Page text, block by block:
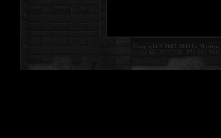
Copyright © 2005-2008 by Mortem
by MiraX33 [ICQ : 231-041-344]